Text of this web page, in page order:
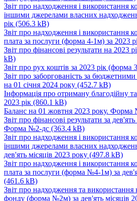
Звіт про надходження і використання
іншими джерелами власних
рік (506.3 kB)
Звіт про надходження і використання
плата за послуги (форма 4-1м) за 2023
Звіт про фінансові результати на 2023
kB)
Звіт про рух коштів за 2023 рік (форма
Звіт про заборгованість за
на 01 січня 2024 року (452.7 kB)
Інформація про отриману благодійну
2023 рік (860.1 kB)
Баланс на 01 жовтня 2023 року. Форма
Звіт про фінансові результати за
Форма №2-дс (363.4 kB)
Звіт про надходження і використання
іншими джерелами власних
дев'ять місяців 2023 року (497.8 kB)
Звіт про надходження і використання
плата за послуги (форма №4-1м) за
(461.6 kB)
Звіт про надходження та використання
фонду (форма №2м) за дев'ять місяців